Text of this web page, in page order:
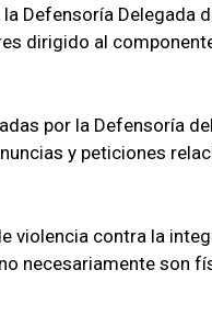
Defensoría Delegada
dirigido al
por la Defensoría
y peticiones
violencia contra la
necesariamente son